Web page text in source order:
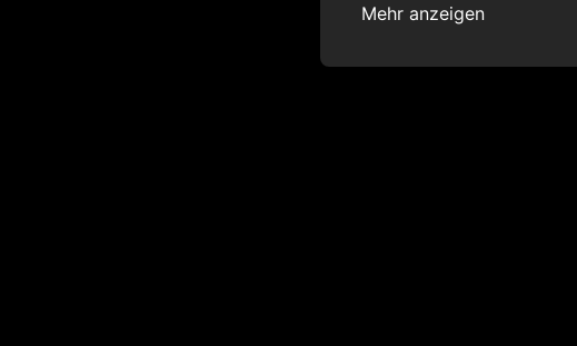
Mehr anzeigen